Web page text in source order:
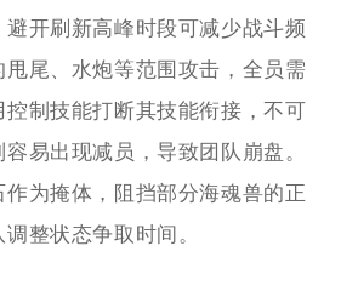
避开刷新高峰时段可减少战斗频
甩尾、水炮等范围攻击，全员需
控制技能打断其技能衔接，不可
易出现减员，导致团队崩盘。
为掩体，阻挡部分海魂兽的正
整状态争取时间。